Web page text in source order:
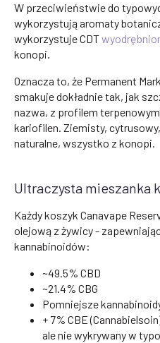
W przeciwieństwie do
wykorzystują aromaty
wykorzystuje CDT
konopi.
Oznacza to, że Permanent
smakuje dokładnie tak, jak
nazwa, z profilem
kariofilen. Ziemisty,
naturalne, wszystko z konopi.
Ultraczysta mieszanka
Każdy koszyk Canavape
olejową z żywicy -
kannabinoidów:
~49.5% CBD
~21.4% CBG
Pomniejsze
+ 7% CBE
ale nie wykrywany w